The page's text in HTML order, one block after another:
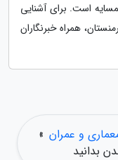
است. برای آشنایی
همراه خبرنگاران
و عمران »
بدانید